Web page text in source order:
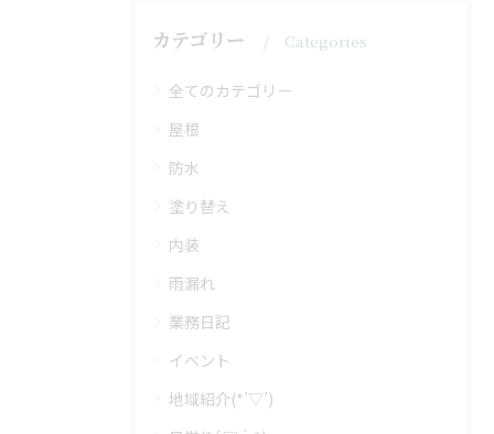
カテゴリー Categories
全てのカテゴリー
屋根
防水
塗り替え
内装
雨漏れ
業務日記
イベント
地域紹介(*’▽’)